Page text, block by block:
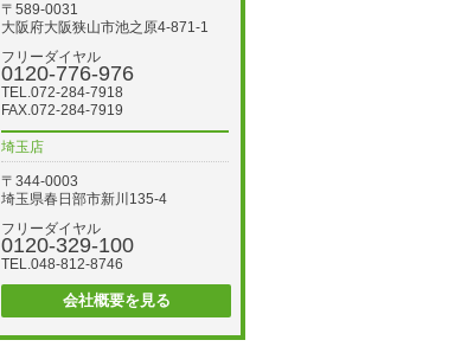
〒589-0031
大阪府大阪狭山市池之原4-871-1
フリーダイヤル
0120-776-976
TEL.072-284-7918
FAX.072-284-7919
埼玉店
〒344-0003
埼玉県春日部市新川135-4
フリーダイヤル
0120-329-100
TEL.048-812-8746
会社概要を見る